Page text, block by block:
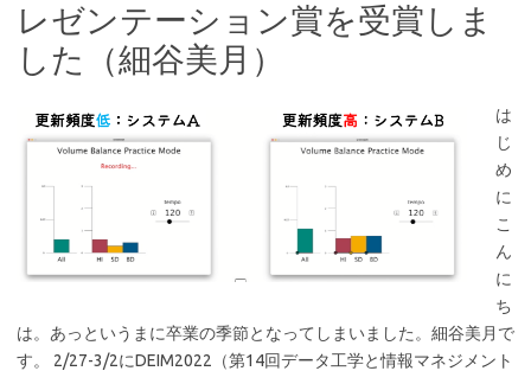
レゼンテーション賞を受賞しま
した（細谷美月）
は
じ
め
に
こ
ん
に
ち
は。あっというまに卒業の季節となってしまいました。細谷美月で
す。 2/27-3/2にDEIM2022（第14回データ工学と情報マネジメント